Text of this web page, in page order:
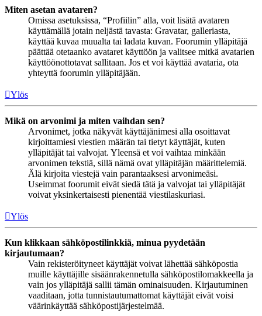
Miten asetan avataren?
Omissa asetuksissa, “Profiilin” alla, voit lisätä avataren
käyttämällä jotain neljästä tavasta: Gravatar, galleriasta,
käyttää kuvaa muualta tai ladata kuvan. Foorumin ylläpitäjä
päättää otetaanko avataret käyttöön ja valitsee mitkä avatarien
käyttöönottotavat sallitaan. Jos et voi käyttää avataria, ota
yhteyttä foorumin ylläpitäjään.
Ylös
Mikä on arvonimi ja miten vaihdan sen?
Arvonimet, jotka näkyvät käyttäjänimesi alla osoittavat
kirjoittamiesi viestien määrän tai tietyt käyttäjät, kuten
ylläpitäjät tai valvojat. Yleensä et voi vaihtaa minkään
arvonimen tekstiä, sillä nämä ovat ylläpitäjän määrittelemiä.
Älä kirjoita viestejä vain parantaaksesi arvonimeäsi.
Useimmat foorumit eivät siedä tätä ja valvojat tai ylläpitäjät
voivat yksinkertaisesti pienentää viestilaskuriasi.
Ylös
Kun klikkaan sähköpostilinkkiä, minua pyydetään
kirjautumaan?
Vain rekisteröityneet käyttäjät voivat lähettää sähköpostia
muille käyttäjille sisäänrakennetulla sähköpostilomakkeella ja
vain jos ylläpitäjä sallii tämän ominaisuuden. Kirjautuminen
vaaditaan, jotta tunnistautumattomat käyttäjät eivät voisi
väärinkäyttää sähköpostijärjestelmää.